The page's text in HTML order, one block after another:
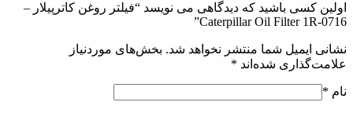
اولین کسی باشید که دیدگاهی می نویسد “فیلتر روغن کاترپیلار –
Caterpillar Oil Filter 1R-0716”
نشانی ایمیل شما منتشر نخواهد شد. بخش‌های موردنیاز
علامت‌گذاری شده‌اند *
نام *